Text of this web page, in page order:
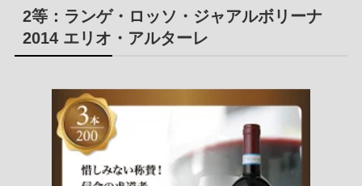
2等：ランゲ・ロッソ・ジャアルボリーナ
2014 エリオ・アルターレ